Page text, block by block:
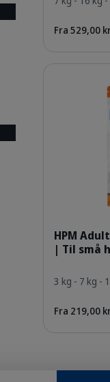
Fra 529,00
HPM
| Til små
3 kg - 7 kg -
Fra 219,00